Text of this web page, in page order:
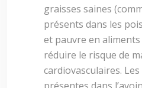
graisses saines
présents dans les
et pauvre en
réduire le risque de
cardiovasculaires.